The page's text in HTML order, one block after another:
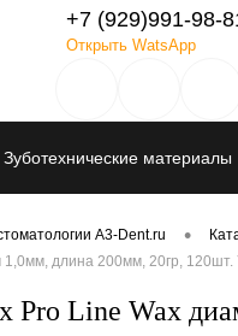
+7 (929)991-98-
Открыть WatsApp
Зуботехнические материалы
РаспродажаA3-Dent.ru •
1,0мм, длина 200мм, 20гр,
Pro Line Wax